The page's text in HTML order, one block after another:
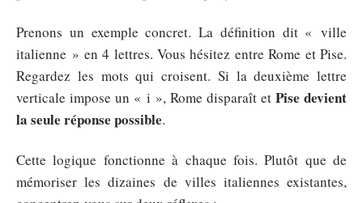
Prenons un exemple concret. La définition dit « ville
italienne » en 4 lettres. Vous hésitez entre Rome et Pise.
Regardez les mots qui croisent. Si la deuxième lettre
verticale impose un « i », Rome disparaît etPise devient
la seule réponse possible.
Cette logique fonctionne à chaque fois. Plutôt que de
mémoriser les dizaines de villes italiennes existantes,